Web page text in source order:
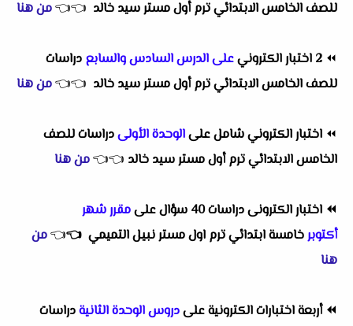
للصف الخامس الابتدائي ترم أول مستر سيد خالد 👈
👈من هنا
⏪ 2 اختبار الكتروني على الدرس السادس والسابع دراسات
للصف الخامس الابتدائي ترم أول مستر سيد خالد 👈
👈من هنا
⏪ اختبار الكتروني شامل علىالوحدة الأولىدراسات للصف
الخامس الابتدائي ترم أول مستر سيد خالد 👈
👈من هنا
⏪ اختبار الكترونى دراسات 40 سؤال على
مقرر شهر
أكتوبرخامسة ابتدائي ترم اول مستر نبيل التميمي 👈
👈من
هنا
⏪أربعة اختبارات الكترونية علىدروس الوحدة الثانيةدراسات